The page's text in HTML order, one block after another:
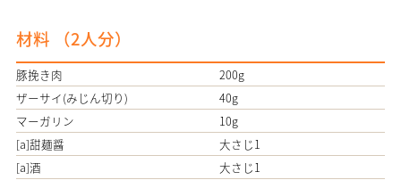
材料 （2人分）
豚挽き肉
200g
ザーサイ(みじん切り)
40g
マーガリン
10g
[a]甜麺醤
大さじ1
[a]酒
大さじ1